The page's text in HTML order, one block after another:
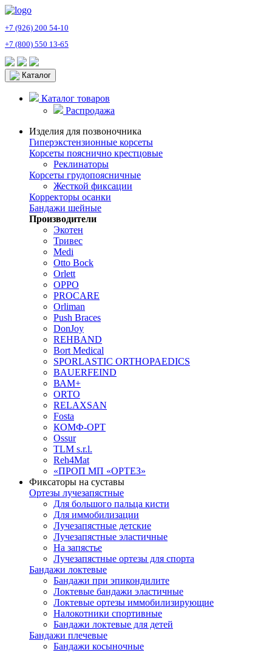
+7 (926) 200 54-10
+7 (800) 550 13-65
Каталог
Каталог товаров
Распродажа
Изделия для позвоночника
Гиперэкстензионные корсеты
Корсеты пояснично крестцовые
Реклинаторы
Корсеты грудопоясничные
Жесткой фиксации
Корректоры осанки
Бандажи шейные
Производители
Экотен
Тривес
Medi
Otto Bock
Orlett
OPPO
PROCARE
Orliman
Push Braces
DonJoy
REHBAND
Bort Medical
SPORLASTIC ORTHOPAEDICS
BAUERFEIND
ВАМ+
ORTO
RELAXSAN
Fosta
КОМФ-ОРТ
Ossur
TLM s.r.l.
Reh4Mat
«ПРОП МП «ОРТЕЗ»
Фиксаторы на суставы
Ортезы лучезапястные
Для большого пальца кисти
Для иммобилизации
Лучезапястные детские
Лучезапястные эластичные
На запястье
Лучезапястные ортезы для спорта
Бандажи локтевые
Бандажи при эпикондилите
Локтевые бандажи эластичные
Локтевые ортезы иммобилизирующие
Налокотники спортивные
Бандажи локтевые для детей
Бандажи плечевые
Бандажи косыночные